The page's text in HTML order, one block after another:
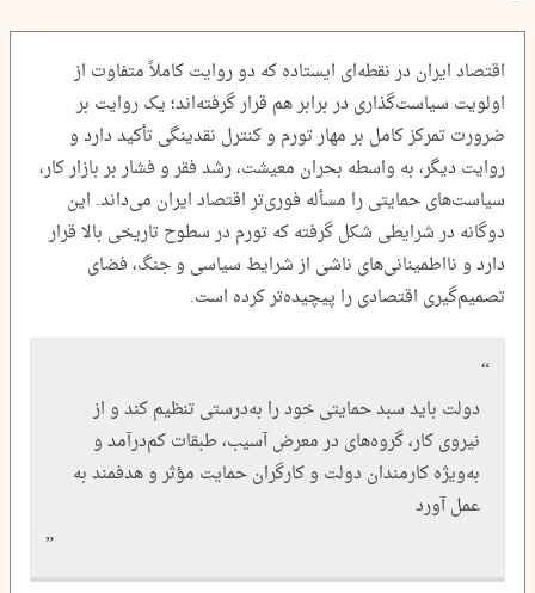
اقتصاد ایران در نقطه‌ای ایستاده که دو روایت کاملاً متفاوت از
اولویت سیاست‌گذاری در برابر هم قرار گرفته‌اند؛ یک روایت بر
ضرورت تمرکز کامل بر مهار تورم و کنترل نقدینگی تأکید دارد و
روایت دیگر، به واسطه بحران معیشت، رشد فقر و فشار بر بازار کار،
سیاست‌های حمایتی را مسأله فوری‌تر اقتصاد ایران می‌داند. این
دوگانه در شرایطی شکل گرفته که تورم در سطوح تاریخی بالا قرار
دارد و نااطمینانی‌های ناشی از شرایط سیاسی و جنگ، فضای
تصمیم‌گیری اقتصادی را پیچیده‌تر کرده است.
دولت باید سبد حمایتی خود را به‌درستی تنظیم کند و از
نیروی کار، گروه‌های در معرض آسیب، طبقات کم‌درآمد و
به‌ویژه کارمندان دولت و کارگران حمایت مؤثر و هدفمند به
عمل آورد